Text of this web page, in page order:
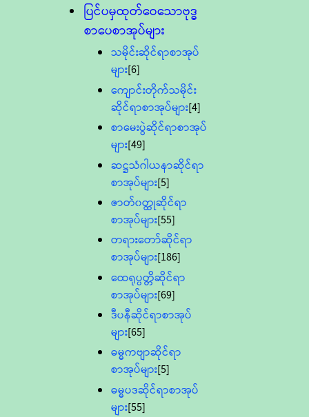
ပြင်ပမှထုတ်ဝေသောဗုဒ္ဓ
စာပေစာအုပ်များ
သမိုင်းဆိုင်ရာစာအုပ်
များ[6]
ကျောင်းတိုက်သမိုင်း
ဆိုင်ရာစာအုပ်များ[4]
စာမေးပွဲဆိုင်ရာစာအုပ်
များ[49]
ဆဋ္ဌသံဂါယနာဆိုင်ရာ
စာအုပ်များ[5]
ဇာတ်၀တ္ထုဆိုင်ရာ
စာအုပ်များ[55]
တရားတော်ဆိုင်ရာ
စာအုပ်များ[186]
ထေရုပ္ပတ္တိဆိုင်ရာ
စာအုပ်များ[69]
ဒီပနီဆိုင်ရာစာအုပ်
များ[65]
ဓမ္မကဗျာဆိုင်ရာ
စာအုပ်များ[5]
ဓမ္မပဒဆိုင်ရာစာအုပ်
များ[55]